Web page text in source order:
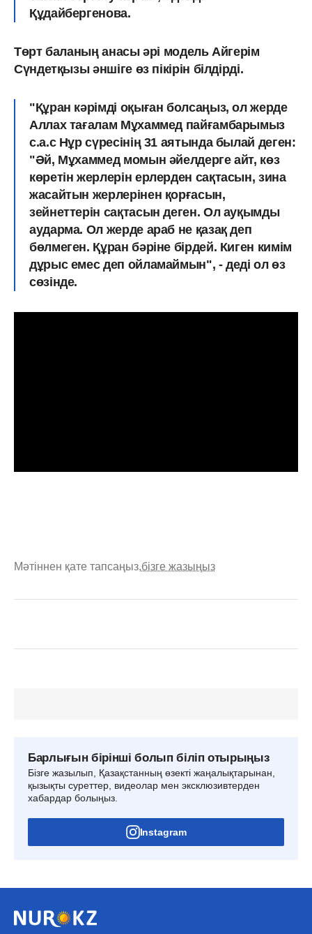
Құдайбергенова.
Төрт баланың анасы әрі модель Айгерім
Сүндетқызы әншіге өз пікірін білдірді.
"Құран кәрімді оқыған болсаңыз, ол жерде
Аллах тағалам Мұхаммед пайғамбарымыз
с.а.с Нұр сүресінің 31 аятында былай деген:
"Әй, Мұхаммед момын әйелдерге айт, көз
көретін жерлерін ерлерден сақтасын, зина
жасайтын жерлерінен қорғасын,
зейнеттерін сақтасын деген. Ол ауқымды
аударма. Ол жерде араб не қазақ деп
бөлмеген. Құран бәріне бірдей. Киген кимім
дұрыс емес деп ойламаймын", - деді ол өз
сөзінде.
Мәтіннен қате тапсаңыз,бізге жазыңыз
Барлығын бірінші болып біліп отырыңыз
Бізге жазылып, Қазақстанның өзекті жаңалықтарынан,
қызықты суреттер, видеолар мен эксклюзивтерден
хабардар болыңыз.
Instagram